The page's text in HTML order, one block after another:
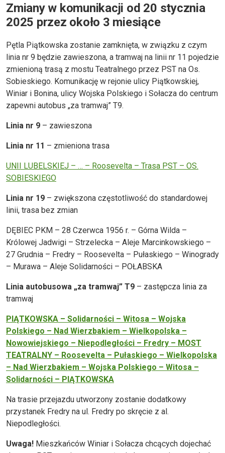
Zmiany w komunikacji od 20 stycznia
2025 przez około 3 miesiące
Pętla Piątkowska zostanie zamknięta, w związku z czym
linia nr 9 będzie zawieszona, a tramwaj na linii nr 11 pojedzie
zmienioną trasą z mostu Teatralnego przez PST na Os.
Sobieskiego. Komunikację w rejonie ulicy Piątkowskiej,
Winiar i Bonina, ulicy Wojska Polskiego i Sołacza do centrum
zapewni autobus „za tramwaj” T9.
Linia nr 9 – zawieszona
Linia nr 11 – zmieniona trasa
UNII LUBELSKIEJ – … – Roosevelta – Trasa PST – OS.
SOBIESKIEGO
Linia nr 19 – zwiększona częstotliwość do standardowej
linii, trasa bez zmian
DĘBIEC PKM – 28 Czerwca 1956 r. – Górna Wilda –
Królowej Jadwigi – Strzelecka – Aleje Marcinkowskiego –
27 Grudnia – Fredry – Roosevelta – Pułaskiego – Winogrady
– Murawa – Aleje Solidarności – POŁABSKA
Linia autobusowa „za tramwaj” T9 – zastępcza linia za
tramwaj
PIĄTKOWSKA – Solidarności – Witosa – Wojska
Polskiego – Nad Wierzbakiem – Wielkopolska –
Nowowiejskiego – Niepodległości – Fredry – MOST
TEATRALNY – Roosevelta – Pułaskiego – Wielkopolska
– Nad Wierzbakiem – Wojska Polskiego – Witosa –
Solidarności – PIĄTKOWSKA
Na trasie przejazdu utworzony zostanie dodatkowy
przystanek Fredry na ul. Fredry po skręcie z al.
Niepodległości.
Uwaga! Mieszkańców Winiar i Sołacza chcących dojechać